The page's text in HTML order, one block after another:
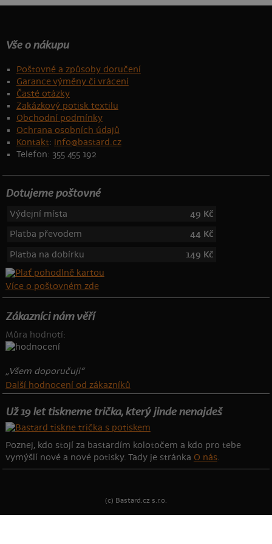
Vše o nákupu
Poštovné a způsoby doručení
Garance výměny či vrácení
Časté otázky
Zakázkový potisk textilu
Obchodní podmínky
Ochrana osobních údajů
Kontakt: info@bastard.cz
Telefon: 355 455 192
Dotujeme poštovné
Výdejní místa
49 Kč
Platba převodem
44 Kč
Platba na dobírku
149 Kč
Více o poštovném zde
Zákazníci nám věří
Můra hodnotí:
„Všem doporučuji“
Další hodnocení od zákazníků
Už 19 let tiskneme trička, který jinde nenajdeš
Poznej, kdo stojí za bastardím kolotočem a kdo pro tebe
vymýšlí nové a nové potisky. Tady je stránka O nás.
(c) Bastard.cz s.r.o.